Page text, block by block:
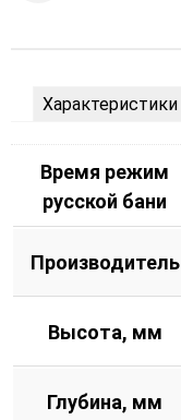
Характеристики
Время режим
русской бани
Производитель
Высота, мм
Глубина, мм